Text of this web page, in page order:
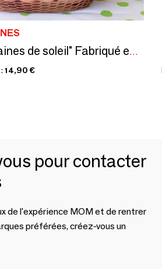
Kit à semer "Graines de soleil" Fabriqué en France
14,90 €
pour contacter
de l'expérience MOM et de rentrer
préférées, créez-vous un